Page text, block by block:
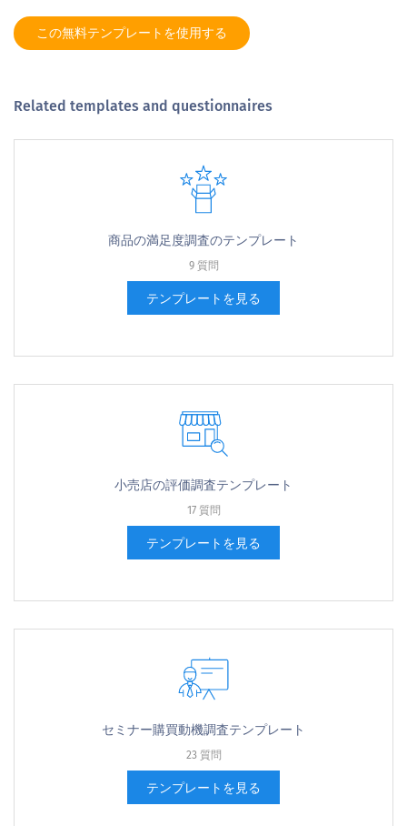
この無料テンプレートを使用する
Related templates and questionnaires
商品の満足度調査のテンプレート
9 質問
テンプレートを見る
小売店の評価調査テンプレート
17 質問
テンプレートを見る
セミナー購買動機調査テンプレート
23 質問
テンプレートを見る